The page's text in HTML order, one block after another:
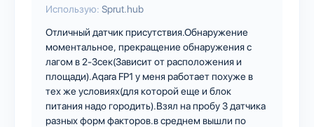
Использую: Sprut.hub
Отличный датчик присутствия.Обнаружение
моментальное, прекращение обнаружения с
лагом в 2-3сек(Зависит от расположения и
площади).Aqara FP1 у меня работает похуже в
тех же условиях(для которой еще и блок
питания надо городить).Взял на пробу 3 датчика
разных форм факторов.в среднем вышли по